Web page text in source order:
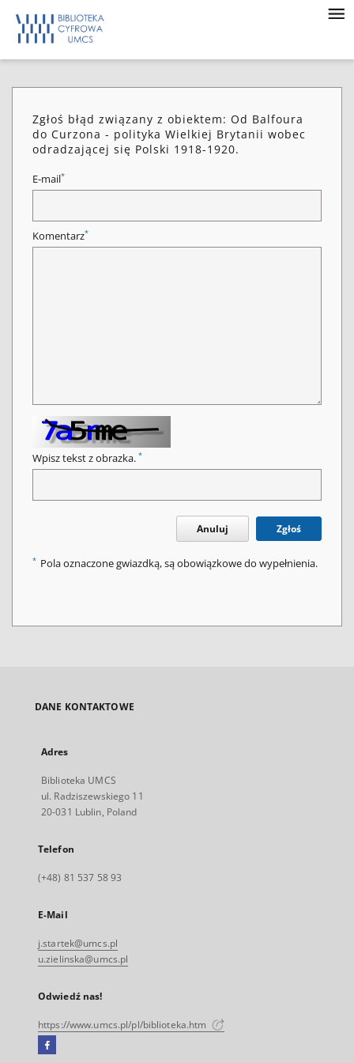
Zgłoś błąd związany z obiektem: Od Balfoura
do Curzona - polityka Wielkiej Brytanii wobec
odradzającej się Polski 1918-1920.
E-mail*
Komentarz*
Wpisz tekst z obrazka. *
Anuluj Zgłoś
* Pola oznaczone gwiazdką, są obowiązkowe do wypełnienia.
DANE KONTAKTOWE
Adres
Biblioteka UMCS
ul. Radziszewskiego 11
20-031 Lublin, Poland
Telefon
(+48) 81 537 58 93
E-Mail
j.startek@umcs.pl
u.zielinska@umcs.pl
Odwiedź nas!
https://www.umcs.pl/pl/biblioteka.htm
Facebook